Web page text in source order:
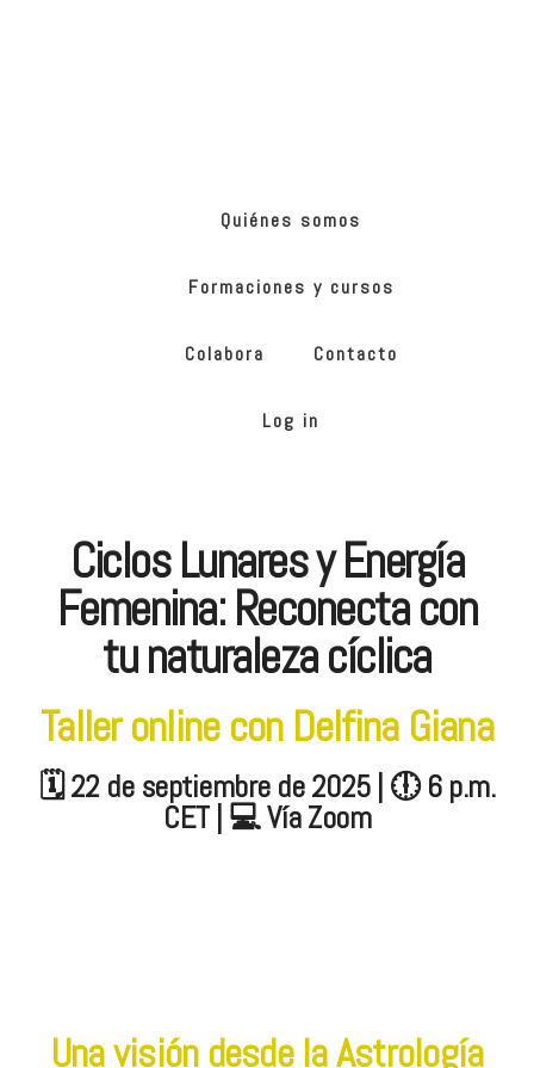
Quiénes somos
Formaciones y cursos
Colabora Contacto
Log in
Ciclos Lunares y Energía
Femenina: Reconecta con
tu naturaleza cíclica
Taller online con Delfina Giana
🗓 22 de septiembre de 2025 | 🕕 6 p.m.
CET | 💻 Vía Zoom
Una visión desde la Astrología